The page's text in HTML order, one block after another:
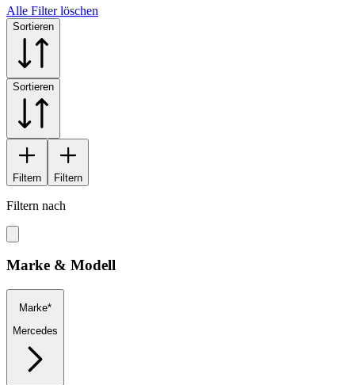
Alle Filter löschen
Sortieren
Sortieren
Filtern Filtern
Filtern nach
Marke & Modell
Marke*
Mercedes